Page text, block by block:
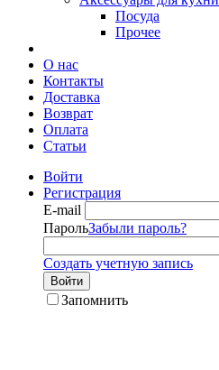
Посуда
Прочее
О нас
Контакты
Доставка
Возврат
Оплата
Статьи
Войти
Регистрация
E-mail
ПарольЗабыли пароль?
Создать учетную запись
Войти
Запомнить